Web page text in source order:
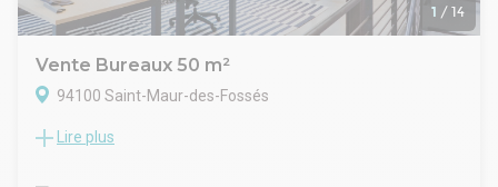
48 93 81 23 - Plus d'informations sur www.ghtimmo.fr (réf.
940048975)
1 / 14
Vente Bureaux 50 m²
94100 Saint-Maur-des-Fossés
Une opportunité immobilière stratégique et clé en main dans
Lire plus